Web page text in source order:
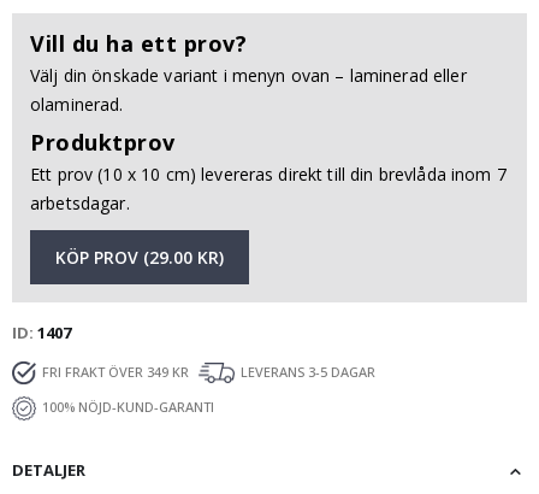
Vill du ha ett prov?
Välj din önskade variant i menyn ovan – laminerad eller
olaminerad.
Produktprov
Ett prov (10 x 10 cm) levereras direkt till din brevlåda inom 7
arbetsdagar.
KÖP PROV (29.00 KR)
ID 1407
FRI FRAKT ÖVER 349 KR
LEVERANS 3-5 DAGAR
100% NÖJD-KUND-GARANTI
DETALJER